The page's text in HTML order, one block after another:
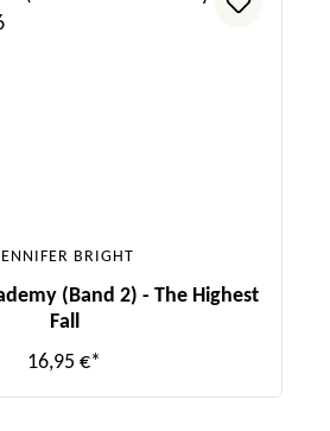
BRIGHT
(Band 2) - The Highest
Fall
16,95 €*